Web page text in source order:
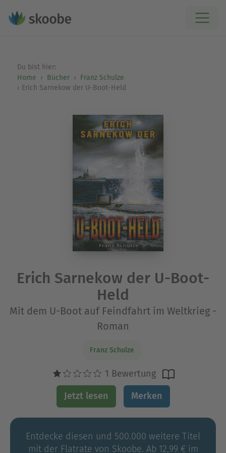
Du bist hier:
Home
Bücher
Franz Schulze
Erich Sarnekow der U-Boot-Held
Erich Sarnekow der U-Boot-
Held
Mit dem U-Boot auf Feindfahrt im Weltkrieg -
Roman
Franz Schulze
1 Bewertung
Jetzt lesen Merken
Entdecke diesen und 500.000 weitere Titel
mit der Flatrate von Skoobe. Ab 12,99 € im